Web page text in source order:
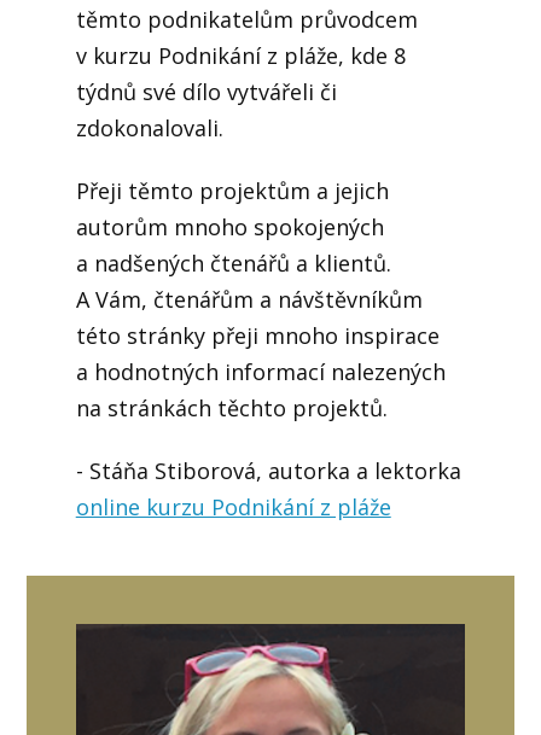
těmto podnikatelům průvodcem
v kurzu Podnikání z pláže, kde 8
týdnů své dílo vytvářeli či
zdokonalovali.
Přeji těmto projektům a jejich
autorům mnoho spokojených
a nadšených čtenářů a klientů.
A Vám, čtenářům a návštěvníkům
této stránky přeji mnoho inspirace
a hodnotných informací nalezených
na stránkách těchto projektů.
- Stáňa Stiborová, autorka a lektorka
online kurzu Podnikání z pláže